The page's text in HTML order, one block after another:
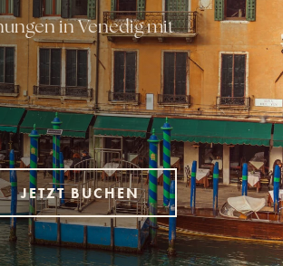
Veneziano
holiday apartments
JETZT BUCHEN